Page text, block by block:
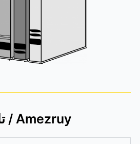
Histoire / تاريخ / Amezruy